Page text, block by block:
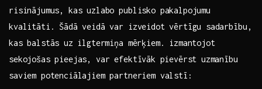
risinājumus, kas uzlabo publisko‌ pakalpojumu
kvalitāti. Šādā veidā var izveidot vērtīgu ⁤sadarbību,
kas balstās ⁤uz ilgtermiņa mērķiem. izmantojot
sekojošas pieejas, var efektīvāk ⁣pievērst⁣ uzmanību
saviem‍ potenciālajiem partneriem valstī: ⁣‍